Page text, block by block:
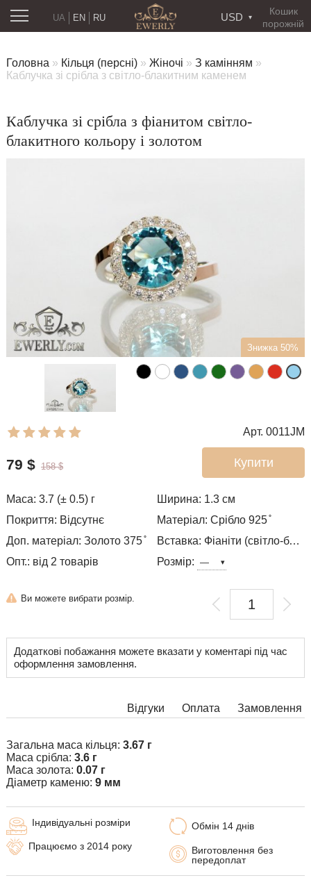
Кошик
порожній
USD
RU
UA EN
Головна » Кільця (персні) » Жіночі » З камінням »
Каблучка зі срібла з світло-блакитним каменем
Каблучка зі срібла з фіанитом світло-
блакитного кольору і золотом
Знижка 50%
Арт. 0011JM
Купити
79 $ 158 $
Маса: 3.7 (± 0.5) г Ширина: 1.3 см
Покриття: Відсутнє
Матеріал: Срібло 925 ̊
Доп. матеріал: Золото 375 ̊
Вставка: Фіаніти (світло-блакитний колір)
Опт.: від 2 товарів
Розмір:
Ви можете вибрати розмір.
Додаткові побажання можете вказати у коментарі під час
оформлення замовлення.
Відгуки Замовлення
Оплата
Загальна маса кільця: 3.67 г
Маса срібла: 3.6 г
Маса золота: 0.07 г
Діаметр каменю: 9 мм
Обмін 14 днів
Виготовлення без
передоплат
Індивідуальні розміри
Працюємо з 2014 року